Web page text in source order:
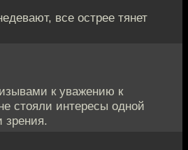
все острее тянет
к уважению к
стояли интересы одной
зрения.